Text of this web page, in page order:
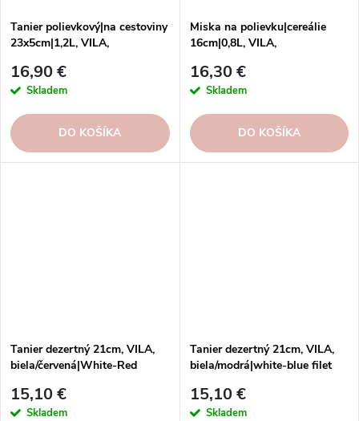
Tanier polievkový|na cestoviny
23x5cm|1,2L, VILA,
16,90 €
Skladem
DO KOŠÍKA
Miska na polievku|cereálie
16cm|0,8L, VILA,
16,30 €
Skladem
DO KOŠÍKA
Tanier dezertný 21cm, VILA,
biela/červená|White-Red
15,10 €
Skladem
Tanier dezertný 21cm, VILA,
biela/modrá|white-blue filet
15,10 €
Skladem